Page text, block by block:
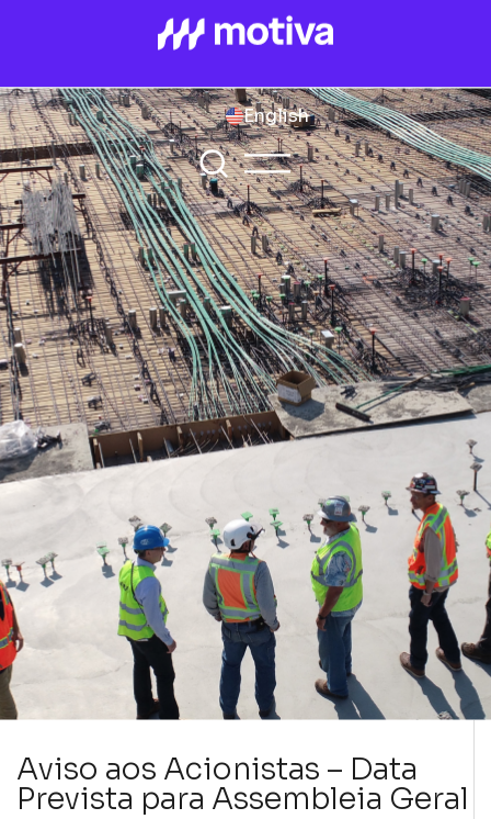
English
Aviso aos Acionistas – Data
Prevista para Assembleia Geral